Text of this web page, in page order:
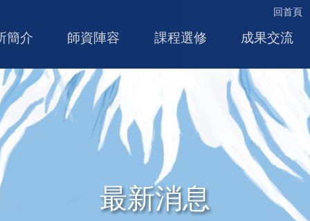
回首頁
簡介 師資陣容 課程選修 成果交流
最新消息